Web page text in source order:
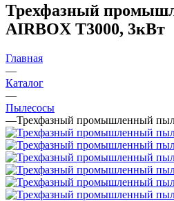
Трехфазный
AIRBOX T3000, 3кВт
Главная
—
Каталог
—
Пылесосы
—Трехфазный промышленный